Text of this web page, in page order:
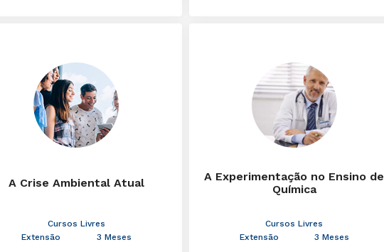
A Crise Ambiental Atual
Cursos Livres
Extensão
3 Meses
A Experimentação no Ensino de
Química
Cursos Livres
Extensão
3 Meses